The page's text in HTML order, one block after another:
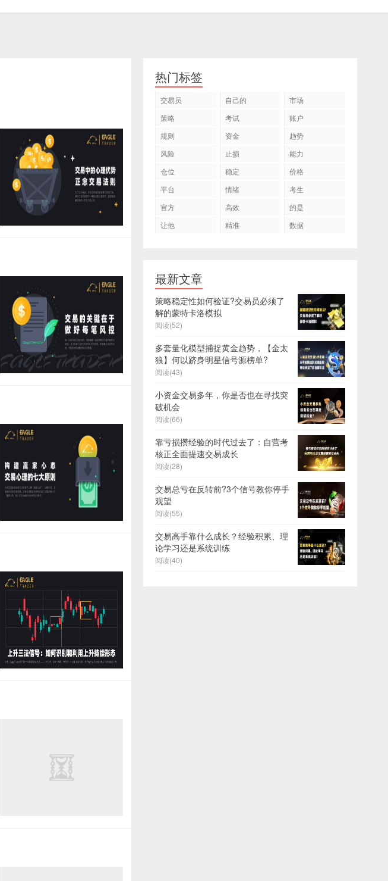
热门标签
交易员 自己的
市场
策略
考试
账户
规则
资金
趋势
风险
止损
能力
仓位
稳定
价格
平台
情绪
考生
官方
高效
的是
让他
精准 数据
最新文章
策略稳定性如何验证?交易员必须了
解的蒙特卡洛模拟
阅读(52)
多套量化模型捕捉黄金趋势，【金太
狼】何以跻身明星信号源榜单?
阅读(43)
小资金交易多年，你是否也在寻找突
破机会
阅读(66)
靠亏损攒经验的时代过去了：自营考
核正全面提速交易成长
阅读(28)
交易总亏在反转前?3个信号教你停手
观望
阅读(55)
交易高手靠什么成长？经验积累、理
论学习还是系统训练
阅读(40)